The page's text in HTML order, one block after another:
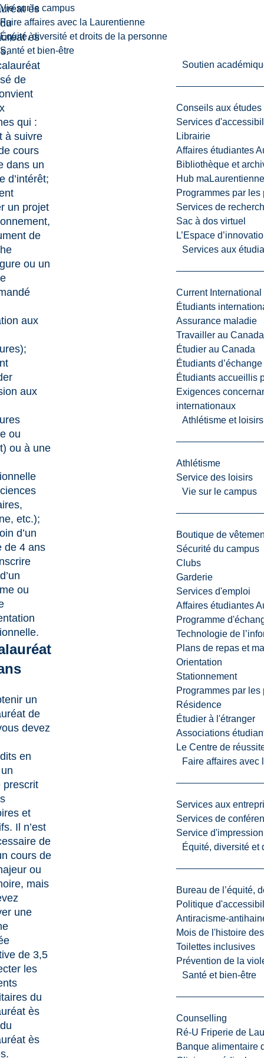
Vie sur le campus
Faire affaires avec la Laurentienne
Équité, diversité et droits de la personne
Santé et bien-être
Soutien
Conseils aux études
Services
Librairie
Affaires étudiantes
Bibliothèque et
Hub maLaurentienne
Programmes par les
Services de
Sac à dos virtuel
L’Espace
Services aux
Current International
Étudiants
Assurance maladie
Travailler au Canada
Étudier au Canada
Étudiants
Étudiants accueillis
Exigences
internationaux
Athlétisme et
Athlétisme
Service des loisirs
Vie sur le campus
Boutique de
Sécurité du campus
Clubs
Garderie
Services d'emploi
Affaires étudiantes
Programme
Technologie de
Plans de repas et
Orientation
Stationnement
Programmes par les
Résidence
Étudier à l'étranger
Associations
Le Centre de
Faire affaires avec
Services aux
Services de
Service d'impression
Équité, diversité et
Bureau de l’équité,
Politique
Antiracisme-
Mois de l'histoire
Toilettes inclusives
Prévention de la
Santé et bien-être
Counselling
Ré-U Friperie de
Banque alimentaire
ès
ès
.
de
qui :
à suivre
cours
dans un
d’intérêt;
un projet
de
ou un
aux
aux
ou
ou à une
etc.);
d’un
de 4 ans
ou
un
de
devez
en
prescrit
et
Il n’est
de
cours de
ou
mais
une
de 3,5
les
du
ès
ès
.